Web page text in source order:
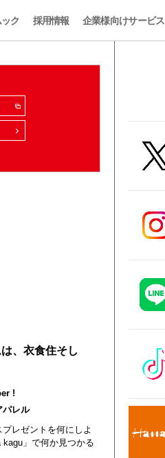
ク 採用情報 企業様向けサービス
、衣食住そし
!
パレル
レゼントを何にしよ
kagu」で何か見つかる